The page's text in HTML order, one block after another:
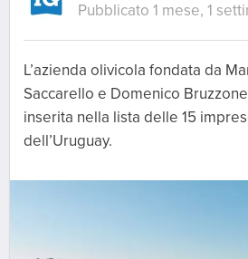
Pubblicato 1 mese, 1
L’azienda olivicola fondata da
Saccarello e Domenico
inserita nella lista delle 15
dell’Uruguay.